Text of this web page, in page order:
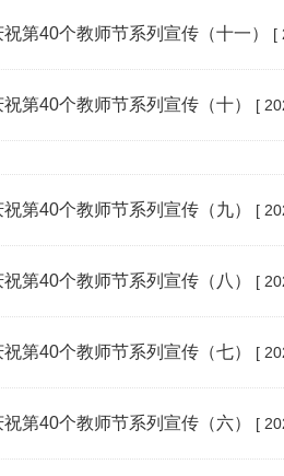
第40个教师节系列宣传（十一） [
第40个教师节系列宣传（十） [
第40个教师节系列宣传（九） [
第40个教师节系列宣传（八） [
第40个教师节系列宣传（七） [
第40个教师节系列宣传（六） [